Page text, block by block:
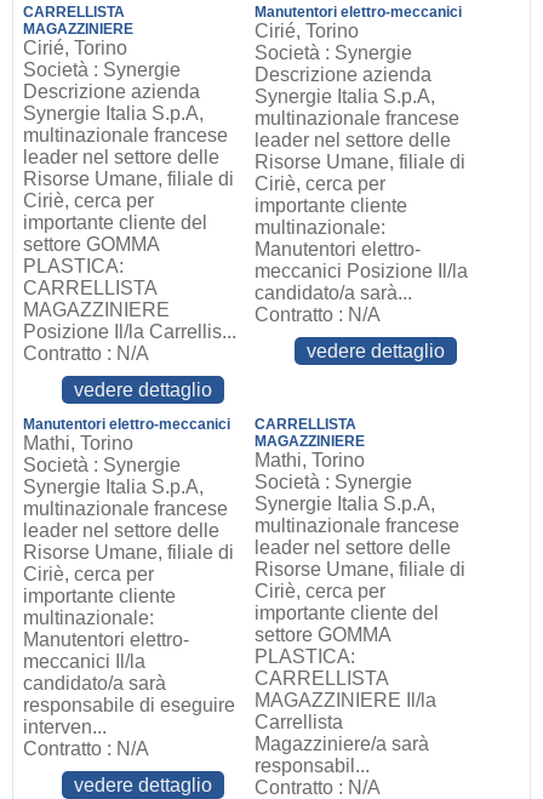
CARRELLISTA
MAGAZZINIERE
Cirié, Torino
Società : Synergie
Descrizione azienda
Synergie Italia S.p.A,
multinazionale francese
leader nel settore delle
Risorse Umane, filiale di
Ciriè, cerca per
importante cliente del
settore GOMMA
PLASTICA:
CARRELLISTA
MAGAZZINIERE
Posizione Il/la Carrellis...
Contratto : N/A
vedere dettaglio
Manutentori elettro-meccanici
Cirié, Torino
Società : Synergie
Descrizione azienda
Synergie Italia S.p.A,
multinazionale francese
leader nel settore delle
Risorse Umane, filiale di
Ciriè, cerca per
importante cliente
multinazionale:
Manutentori elettro-
meccanici Posizione Il/la
candidato/a sarà...
Contratto : N/A
vedere dettaglio
Manutentori elettro-meccanici
Mathi, Torino
Società : Synergie
Synergie Italia S.p.A,
multinazionale francese
leader nel settore delle
Risorse Umane, filiale di
Ciriè, cerca per
importante cliente
multinazionale:
Manutentori elettro-
meccanici Il/la
candidato/a sarà
responsabile di eseguire
interven...
Contratto : N/A
vedere dettaglio
CARRELLISTA
MAGAZZINIERE
Mathi, Torino
Società : Synergie
Synergie Italia S.p.A,
multinazionale francese
leader nel settore delle
Risorse Umane, filiale di
Ciriè, cerca per
importante cliente del
settore GOMMA
PLASTICA:
CARRELLISTA
MAGAZZINIERE Il/la
Carrellista
Magazziniere/a sarà
responsabil...
Contratto : N/A